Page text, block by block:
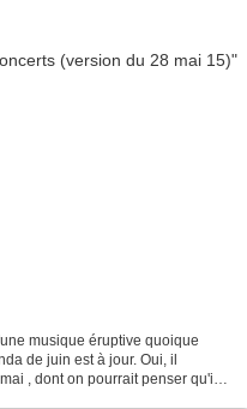
musique éruptive quoique
de juin est à jour. Oui, il
, dont on pourrait penser qu'il